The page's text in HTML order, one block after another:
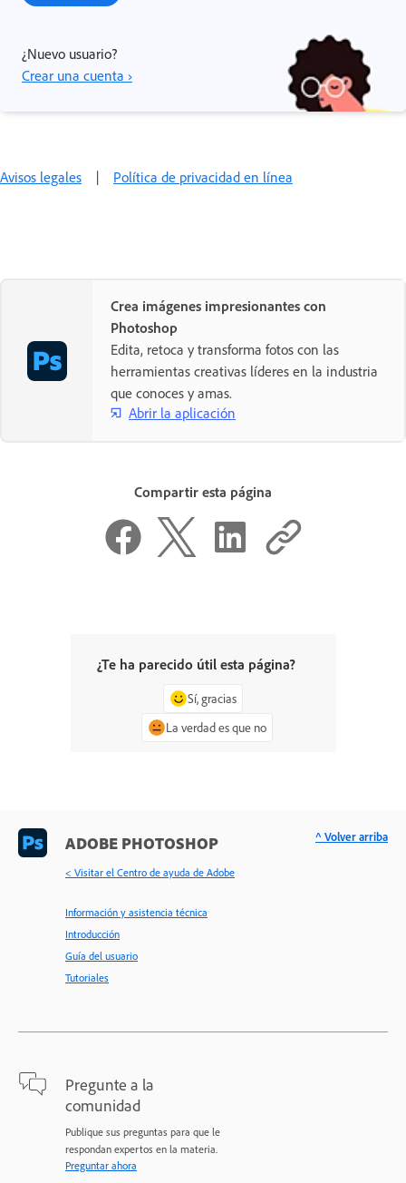
¿Nuevo usuario?
Crear una cuenta ›
Avisos legales | Política de privacidad en línea
Crea imágenes impresionantes con
Photoshop
Edita, retoca y transforma fotos con las
herramientas creativas líderes en la industria
que conoces y amas.
Abrir la aplicación
Compartir esta página
¿Te ha parecido útil esta página?
Sí, gracias
La verdad es que no
ADOBE PHOTOSHOP
< Visitar el Centro de ayuda de Adobe
Información y asistencia técnica
Introducción
Guía del usuario
Tutoriales
Pregunte a la
comunidad
Publique sus preguntas para que le
respondan expertos en la materia.
Preguntar ahora
^ Volver arriba